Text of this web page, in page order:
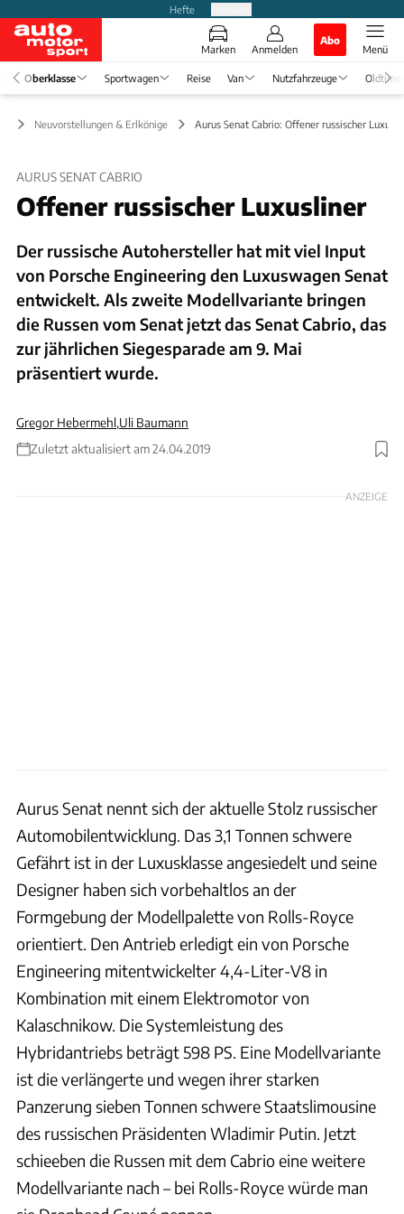
Hefte
Marken Anmelden
Abo
Menü
Oberklasse Sportwagen Reise Van Nutzfahrzeuge Oldtimer
Neuvorstellungen & Erlkönige Aurus Senat Cabrio: Offener russischer
AURUS SENAT CABRIO
Offener russischer Luxusliner
Der russische Autohersteller hat mit viel Input
von Porsche Engineering den Luxuswagen Senat
entwickelt. Als zweite Modellvariante bringen
die Russen vom Senat jetzt das Senat Cabrio, das
zur jährlichen Siegesparade am 9. Mai
präsentiert wurde.
Gregor Hebermehl,Uli Baumann
Zuletzt aktualisiert am 24.04.2019
Foto: RAI Novosti
ANZEIGE
Aurus Senat nennt sich der aktuelle Stolz russischer
Automobilentwicklung. Das 3,1 Tonnen schwere
Gefährt ist in der Luxusklasse angesiedelt und seine
Designer haben sich vorbehaltlos an der
Formgebung der Modellpalette von Rolls-Royce
orientiert. Den Antrieb erledigt ein von Porsche
Engineering mitentwickelter 4,4-Liter-V8 in
Kombination mit einem Elektromotor von
Kalaschnikow. Die Systemleistung des
Hybridantriebs beträgt 598 PS. Eine Modellvariante
ist die verlängerte und wegen ihrer starken
Panzerung sieben Tonnen schwere Staatslimousine
des russischen Präsidenten Wladimir Putin. Jetzt
schieeben die Russen mit dem Cabrio eine weitere
Modellvariante nach – bei Rolls-Royce würde man